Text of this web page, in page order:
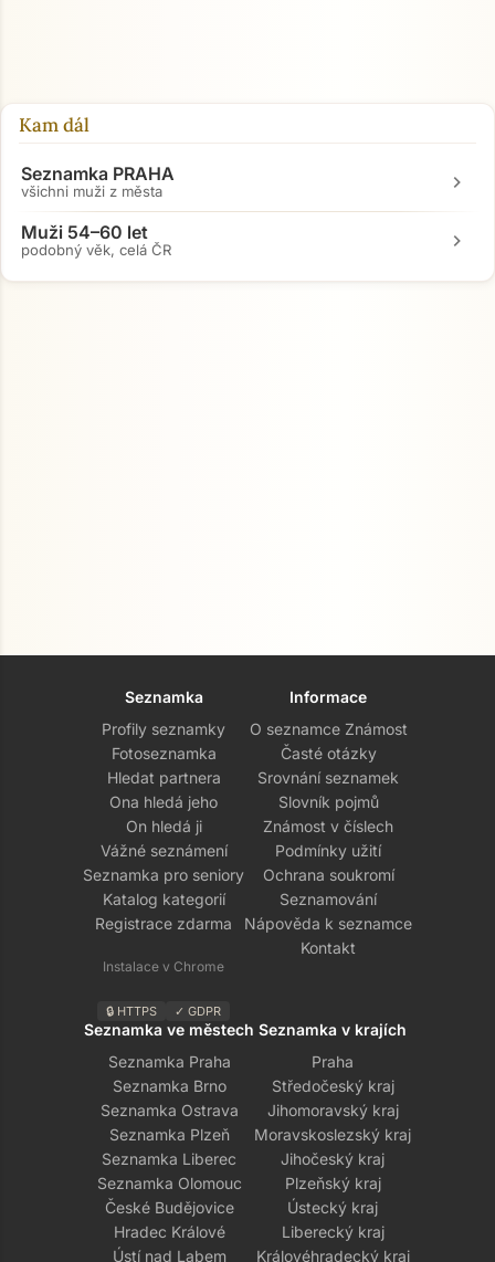
Kam dál
Seznamka PRAHA
všichni muži z města chevron_right
Muži 54–60 let
podobný věk, celá ČR chevron_right
Seznamka
Profily seznamky
Fotoseznamka
Hledat partnera
Ona hledá jeho
On hledá ji
Vážné seznámení
Seznamka pro seniory
Katalog kategorií
Registrace zdarma
Instalace v Chrome
🔒 HTTPS ✓ GDPR
Informace
O seznamce Známost
Časté otázky
Srovnání seznamek
Slovník pojmů
Známost v číslech
Podmínky užití
Ochrana soukromí
Seznamování
Nápověda k seznamce
Kontakt
Seznamka ve městech
Seznamka Praha
Seznamka Brno
Seznamka Ostrava
Seznamka Plzeň
Seznamka Liberec
Seznamka Olomouc
České Budějovice
Hradec Králové
Ústí nad Labem
Seznamka v krajích
Praha
Středočeský kraj
Jihomoravský kraj
Moravskoslezský kraj
Jihočeský kraj
Plzeňský kraj
Ústecký kraj
Liberecký kraj
Královéhradecký kraj